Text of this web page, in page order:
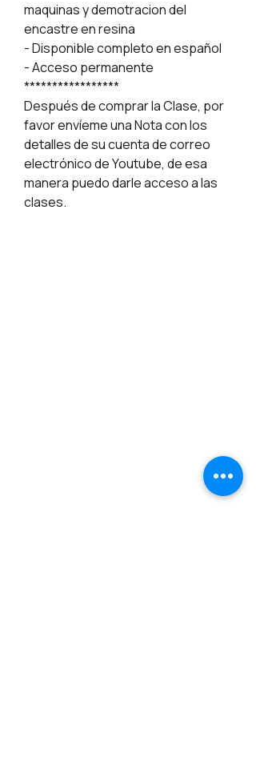
maquinas y demotracion del
encastre en resina
- Disponible completo en español
- Acceso permanente
*****************
Después de comprar la Clase, por
favor envíeme una Nota con los
detalles de su cuenta de correo
electrónico de Youtube, de esa
manera puedo darle acceso a las
clases.